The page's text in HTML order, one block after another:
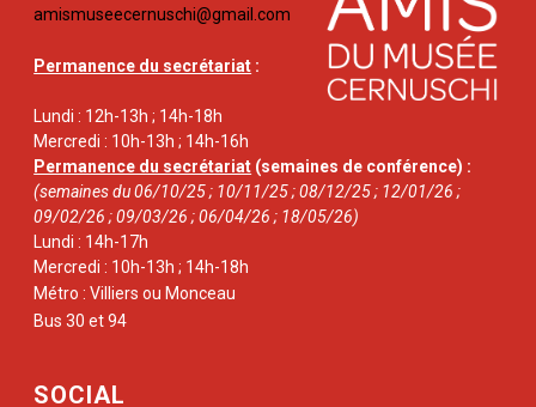
amismuseecernuschi@gmail.com
Permanence du secrétariat :
Lundi : 12h-13h ; 14h-18h
Mercredi : 10h-13h ; 14h-16h
Permanence du secrétariat (semaines de conférence) :
(semaines du 06/10/25 ; 10/11/25 ; 08/12/25 ; 12/01/26 ;
09/02/26 ; 09/03/26 ; 06/04/26 ; 18/05/26)
Lundi : 14h-17h
Mercredi : 10h-13h ; 14h-18h
Métro : Villiers ou Monceau
Bus 30 et 94
SOCIAL